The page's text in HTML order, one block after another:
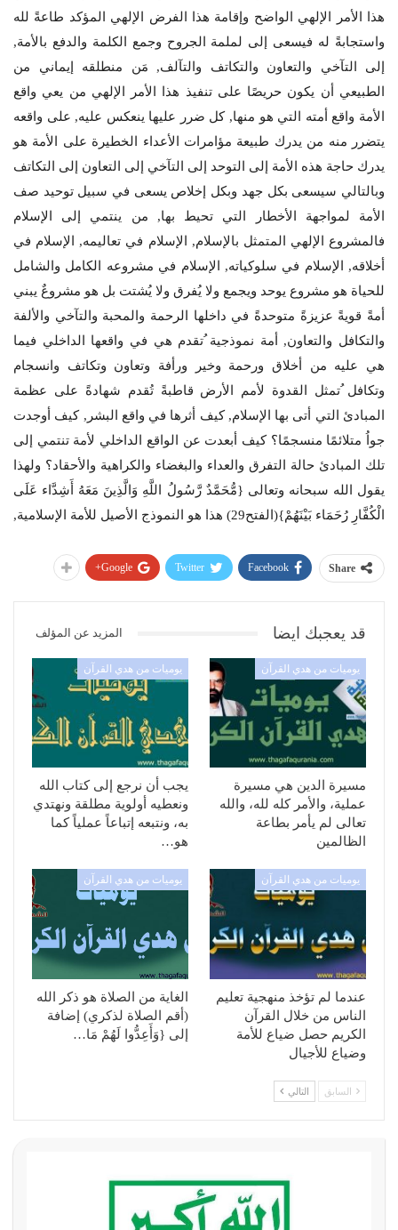
هذا الأمر الإلهي الواضح وإقامة هذا الفرض الإلهي المؤكد طاعةً لله
واستجابةً له فيسعى إلى لملمة الجروح وجمع الكلمة والدفع بالأمة,
إلى التآخي والتعاون والتكاتف والتآلف, مَن منطلقه إيماني من
الطبيعي أن يكون حريصًا على تنفيذ هذا الأمر الإلهي من يعي واقع
الأمة واقع أمته التي هو منها, كل ضرر عليها ينعكس عليه, على واقعه
يتضرر منه من يدرك طبيعة مؤامرات الأعداء الخطيرة على الأمة هو
يدرك حاجة هذه الأمة إلى التوحد إلى التآخي إلى التعاون إلى التكاتف
وبالتالي سيسعى بكل جهد وبكل إخلاص يسعى في سبيل توحيد صف
الأمة لمواجهة الأخطار التي تحيط بها, من ينتمي إلى الإسلام
فالمشروع الإلهي المتمثل بالإسلام, الإسلام في تعاليمه, الإسلام في
أخلاقه, الإسلام في سلوكياته, الإسلام في مشروعه الكامل والشامل
للحياة هو مشروع يوحد ويجمع ولا يُفرق ولا يُشتت بل هو مشروعٌ يبني
أمةً قويةً عزيزةً متوحدةً في داخلها الرحمة والمحبة والتآخي والألفة
والتكافل والتعاون, أمة نموذجية ُتقدم هي في واقعها الداخلي فيما
هي عليه من أخلاق ورحمة وخير ورأفة وتعاون وتكاتف وانسجام
وتكافل ُتمثل القدوة لأمم الأرض قاطبةً تُقدم شهادةً على عظمة
المبادئ التي أتى بها الإسلام, كيف أثرها في واقع البشر, كيف أوجدت
جواُ متلائمًا منسجمًا؟ كيف أبعدت عن الواقع الداخلي لأمة تنتمي إلى
تلك المبادئ حالة التفرق والعداء والبغضاء والكراهية والأحقاد؟ ولهذا
يقول الله سبحانه وتعالى {مُّحَمَّدٌ رَّسُولُ اللَّهِ وَالَّذِينَ مَعَهُ أَشِدَّاء عَلَى
الْكُفَّارِ رُحَمَاء بَيْنَهُمْ}(الفتح29) هذا هو النموذج الأصيل للأمة الإسلامية,
Share
Facebook
Twitter
Google+
قد يعجبك ايضا المزيد عن المؤلف
يوميات من هدي القرآن
مسيرة الدين هي مسيرة
عملية، والأمر كله لله، والله
تعالى لم يأمر بطاعة
الظالمين
يوميات من هدي القرآن
يجب أن نرجع إلى كتاب الله
ونعطيه أولوية مطلقة ونهتدي
به، ونتبعه إتباعاً عملياً كما
هو…
يوميات من هدي القرآن
عندما لم تؤخذ منهجية تعليم
الناس من خلال القرآن
الكريم حصل ضياع للأمة
وضياع للأجيال
يوميات من هدي القرآن
الغاية من الصلاة هو ذكر الله
(أقم الصلاة لذكري) إضافة
إلى {وَأَعِدُّوا لَهُمْ مَا…
السابق التالي